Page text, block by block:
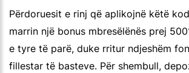
Përdoruesit e rinj që aplikojnë këtë
marrin një bonus mbresëlënës prej
e tyre të parë, duke rritur ndjeshëm
fillestar të basteve. Për shembull,